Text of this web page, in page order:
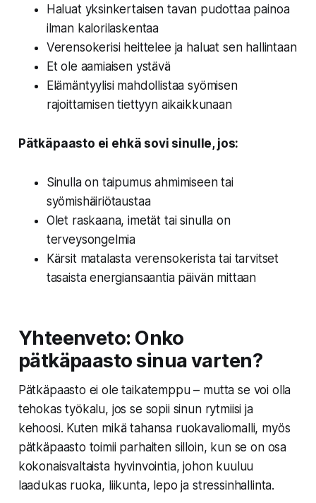
Haluat yksinkertaisen tavan pudottaa painoa
ilman kalorilaskentaa
Verensokerisi heittelee ja haluat sen hallintaan
Et ole aamiaisen ystävä
Elämäntyylisi mahdollistaa syömisen
rajoittamisen tiettyyn aikaikkunaan
Pätkäpaasto ei ehkä sovi sinulle, jos:
Sinulla on taipumus ahmimiseen tai
syömishäiriötaustaa
Olet raskaana, imetät tai sinulla on
terveysongelmia
Kärsit matalasta verensokerista tai tarvitset
tasaista energiansaantia päivän mittaan
Yhteenveto: Onko
pätkäpaasto sinua varten?
Pätkäpaasto ei ole taikatemppu – mutta se voi olla
tehokas työkalu, jos se sopii sinun rytmiisi ja
kehoosi. Kuten mikä tahansa ruokavaliomalli, myös
pätkäpaasto toimii parhaiten silloin, kun se on osa
kokonaisvaltaista hyvinvointia, johon kuuluu
laadukas ruoka, liikunta, lepo ja stressinhallinta.